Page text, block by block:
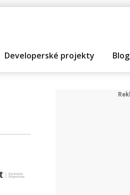
Developerské projekty Blog